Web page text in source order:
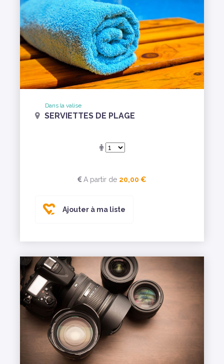
Dans la valise
SERVIETTES DE PLAGE
A partir de 20,00 €
Ajouter à ma liste